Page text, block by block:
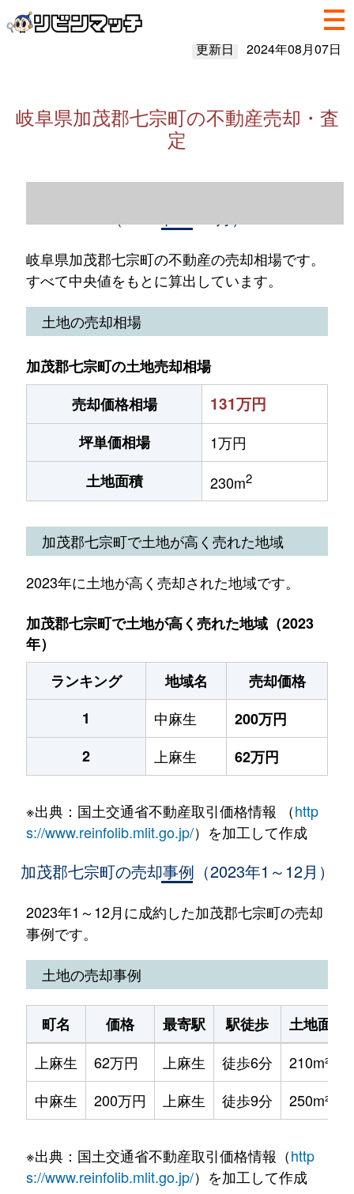
更新日 2024年08月07日
岐阜県加茂郡七宗町の不動産売却・査
定
岐阜県加茂郡七宗町の不動産の売却相場です。
すべて中央値をもとに算出しています。
土地の売却相場
加茂郡七宗町の土地売却相場
売却価格相場
131万円
坪単価相場
1万円
土地面積
230m2
加茂郡七宗町で土地が高く売れた地域
2023年に土地が高く売却された地域です。
加茂郡七宗町で土地が高く売れた地域（2023
年）
ランキング
地域名
売却価格
1
中麻生
200万円
2
上麻生 62万円
※出典：国土交通省不動産取引価格情報 （http
s://www.reinfolib.mlit.go.jp/）を加工して作成
加茂郡七宗町の売却事例（2023年1～12月）
2023年1～12月に成約した加茂郡七宗町の売却
事例です。
土地の売却事例
町名 価格 最寄駅 駅徒歩
土地面積
上麻生
62万円 上麻生 徒歩6分
210m²
中麻生
200万円 上麻生 徒歩9分 250m²
※出典：国土交通省不動産取引価格情報（http
s://www.reinfolib.mlit.go.jp/）を加工して作成